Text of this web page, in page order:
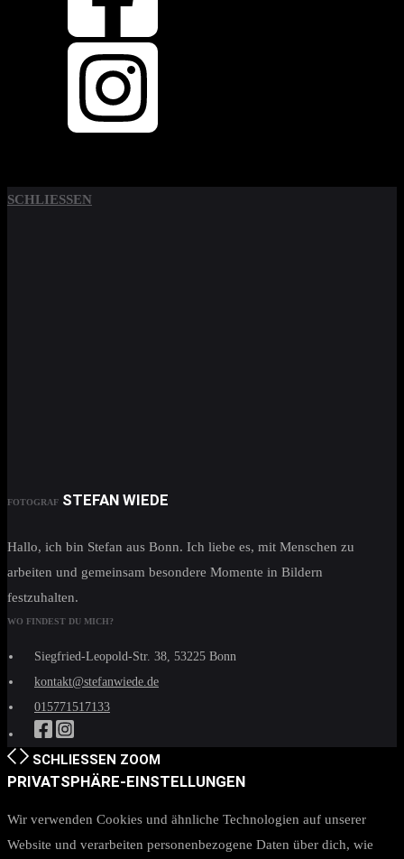
SCHLIESSEN
FOTOGRAF STEFAN WIEDE
Hallo, ich bin Stefan aus Bonn. Ich liebe es, mit Menschen zu
arbeiten und gemeinsam besondere Momente in Bildern
festzuhalten.
WO FINDEST DU MICH?
Siegfried-Leopold-Str. 38, 53225 Bonn
kontakt@stefanwiede.de
015771517133
SCHLIESSEN ZOOM
PRIVATSPHÄRE-EINSTELLUNGEN
Wir verwenden Cookies und ähnliche Technologien auf unserer
Website und verarbeiten personenbezogene Daten über dich, wie